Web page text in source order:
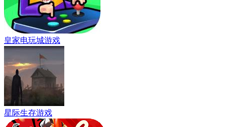
皇家电玩城游戏
星际生存游戏